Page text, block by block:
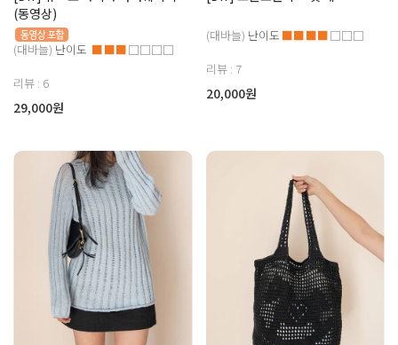
(동영상)
(대바늘) 난이도 ■■■□□□□
리뷰 : 6
29,000원
(대바늘) 난이도 ■■■■□□□
리뷰 : 7
20,000원